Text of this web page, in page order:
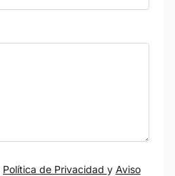
Política de Privacidad y Aviso